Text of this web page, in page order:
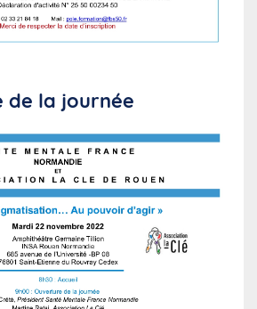
de la journée